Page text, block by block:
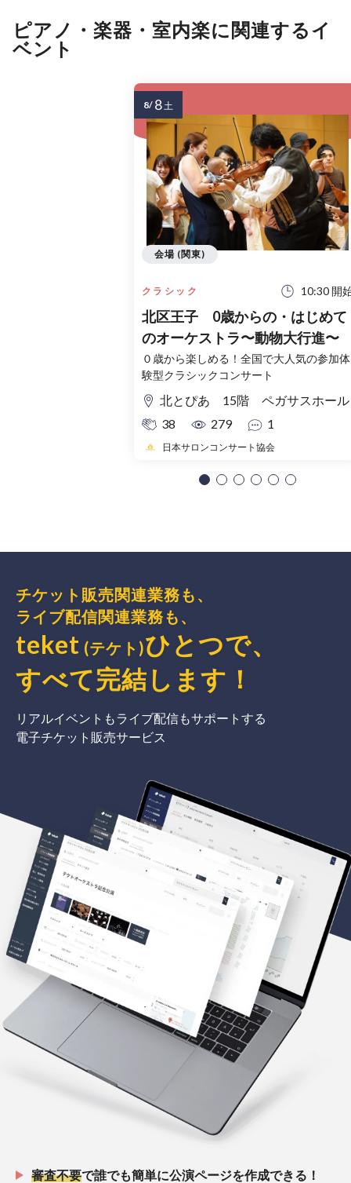
ピアノ・楽器・室内楽に関連するイ
ベント
クラシック 10:30 開
北区王子 0歳からの・はじめて
のオーケストラ〜動物大行進〜
０歳から楽しめる！全国で大人気の参加体
験型クラシックコンサート
北とぴあ 15階 ペガサスホール
38
279 1
日本サロンコンサート協会
会場 (関東)
8/ 8土
チケット販売関連業務も、
ライブ配信関連業務も、
teket (テケト)ひとつで、
すべて完結 します ！
リアルイベントもライブ配信もサポートする
電子チケット販売サービス
審査不要で誰でも簡単に公演ページを作成できる！